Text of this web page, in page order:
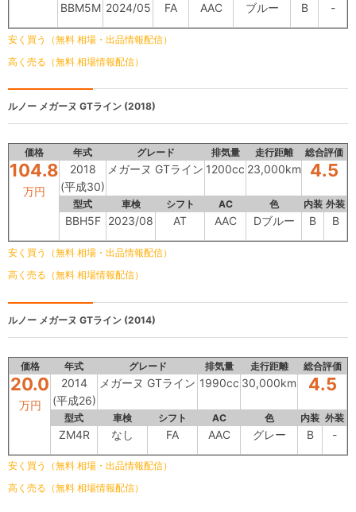
BBM5M 2024/05 FA AAC ブルー B -
安く買う（無料 相場・出品情報配信）
高く売る（無料 相場情報配信）
ルノー メガーヌ GTライン (2018)
価格 年式 グレード 排気量 走行距離 総合評価
104.8
万円
2018
(平成30)
メガーヌ GTライン 1200cc 23,000km 4.5
型式 車検 シフト AC 色 内装 外装
BBH5F 2023/08 AT AAC Dブルー B B
安く買う（無料 相場・出品情報配信）
高く売る（無料 相場情報配信）
ルノー メガーヌ GTライン (2014)
価格 年式 グレード 排気量 走行距離 総合評価
20.0
万円
2014
(平成26)
メガーヌ GTライン 1990cc 30,000km 4.5
型式 車検 シフト AC 色 内装 外装
ZM4R なし FA AAC グレー B -
安く買う（無料 相場・出品情報配信）
高く売る（無料 相場情報配信）